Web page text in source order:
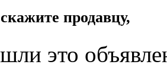
продавцу,
это